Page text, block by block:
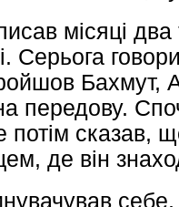
місяці
Серьога
Бахмут,
передову.
потім сказав,
де він
себе,